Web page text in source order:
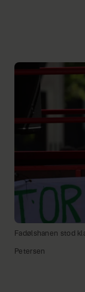
Fadølshanen stod
Petersen